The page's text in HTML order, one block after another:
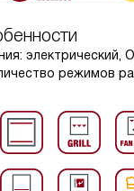
электрический,
режимов